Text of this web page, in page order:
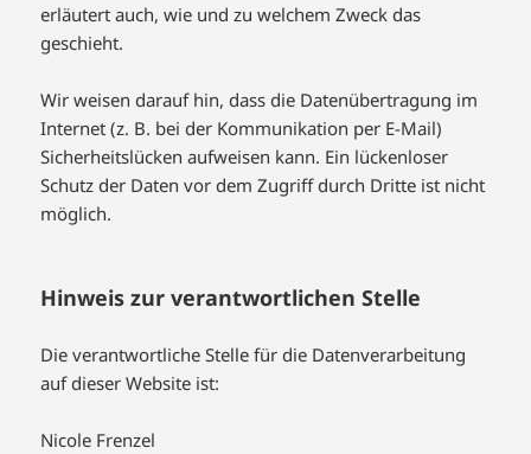
erläutert auch, wie und zu welchem Zweck das
geschieht.
Wir weisen darauf hin, dass die Datenübertragung im
Internet (z. B. bei der Kommunikation per E-Mail)
Sicherheitslücken aufweisen kann. Ein lückenloser
Schutz der Daten vor dem Zugriff durch Dritte ist nicht
möglich.
Hinweis zur verantwortlichen Stelle
Die verantwortliche Stelle für die Datenverarbeitung
auf dieser Website ist:
Nicole Frenzel